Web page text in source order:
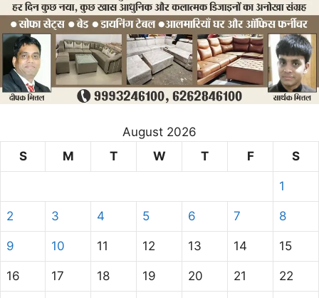
August 2026
S
M T W T F S
1
2 3 4 5 6 7 8
9 10 11 12 13 14 15
16 17 18 19 20 21 22